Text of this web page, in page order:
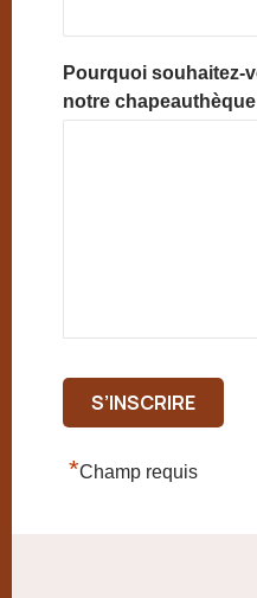
Pourquoi souhaitez-
notre
*Champ requis